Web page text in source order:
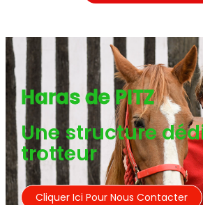
Haras de PITZ
Une structure
trotteur
Cliquer Ici Pour Nous Contacter